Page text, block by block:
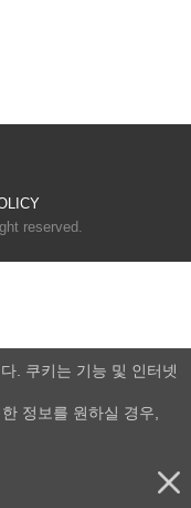
reserved.
. 쿠키는 기능 및 인터넷
정보를 원하실 경우,